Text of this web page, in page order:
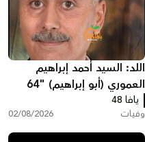
اللد: السيد أحمد إبراهيم
العموري (أبو إبراهيم) "64
عاماً" في ذمّة الله
يافا 48
وفيات 02/08/2026